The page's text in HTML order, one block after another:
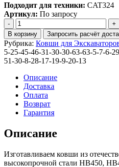
Подходит для техники: CAT324
Артикул: По запросу
Количество
Ковш
стандартный
1,5м3
для
CAT324
В корзину Запросить расчёт
Рубрика: Ковши для
5-25-45-46-31-30-30-63-63-5-7-6-
51-30-8-28-17-19-9-20-13
Описание
Доставка
Оплата
Возврат
Гарантия
Описание
Изготавливаем ковши из
высокопрочной стали HB450,